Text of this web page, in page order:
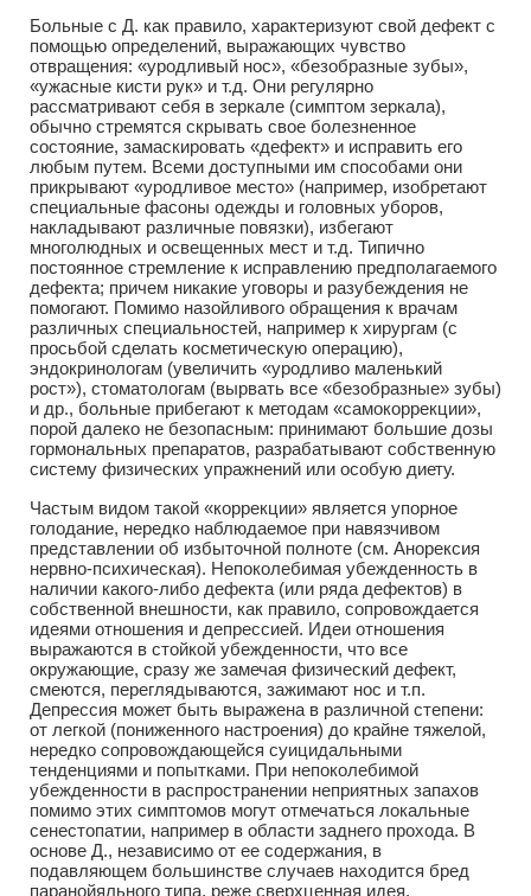
Больные с Д. как правило, характеризуют свой дефект с
помощью определений, выражающих чувство
отвращения: «уродливый нос», «безобразные зубы»,
«ужасные кисти рук» и т.д. Они регулярно
рассматривают себя в зеркале (симптом зеркала),
обычно стремятся скрывать свое болезненное
состояние, замаскировать «дефект» и исправить его
любым путем. Всеми доступными им способами они
прикрывают «уродливое место» (например, изобретают
специальные фасоны одежды и головных уборов,
накладывают различные повязки), избегают
многолюдных и освещенных мест и т.д. Типично
постоянное стремление к исправлению предполагаемого
дефекта; причем никакие уговоры и разубеждения не
помогают. Помимо назойливого обращения к врачам
различных специальностей, например к хирургам (с
просьбой сделать косметическую операцию),
эндокринологам (увеличить «уродливо маленький
рост»), стоматологам (вырвать все «безобразные» зубы)
и др., больные прибегают к методам «самокоррекции»,
порой далеко не безопасным: принимают большие дозы
гормональных препаратов, разрабатывают собственную
систему физических упражнений или особую диету.
Частым видом такой «коррекции» является упорное
голодание, нередко наблюдаемое при навязчивом
представлении об избыточной полноте (см. Анорексия
нервно-психическая). Непоколебимая убежденность в
наличии какого-либо дефекта (или ряда дефектов) в
собственной внешности, как правило, сопровождается
идеями отношения и депрессией. Идеи отношения
выражаются в стойкой убежденности, что все
окружающие, сразу же замечая физический дефект,
смеются, переглядываются, зажимают нос и т.п.
Депрессия может быть выражена в различной степени:
от легкой (пониженного настроения) до крайне тяжелой,
нередко сопровождающейся суицидальными
тенденциями и попытками. При непоколебимой
убежденности в распространении неприятных запахов
помимо этих симптомов могут отмечаться локальные
сенестопатии, например в области заднего прохода. В
основе Д., независимо от ее содержания, в
подавляющем большинстве случаев находится бред
паранойяльного типа, реже сверхценная идея,